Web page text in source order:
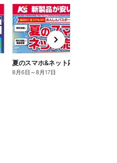
夏のスマホ&ネット応援フェア
8月6日 ～8月17日
n
e
x
t